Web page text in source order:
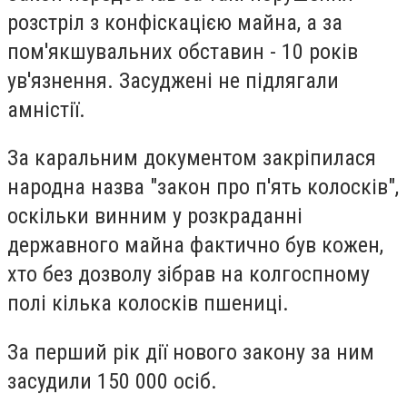
розстріл з конфіскацією майна, а за
пом'якшувальних обставин - 10 років
ув'язнення. Засуджені не підлягали
амністії.
За каральним документом закріпилася
народна назва "закон про п'ять колосків",
оскільки винним у розкраданні
державного майна фактично був кожен,
хто без дозволу зібрав на колгоспному
полі кілька колосків пшениці.
За перший рік дії нового закону за ним
засудили 150 000 осіб.